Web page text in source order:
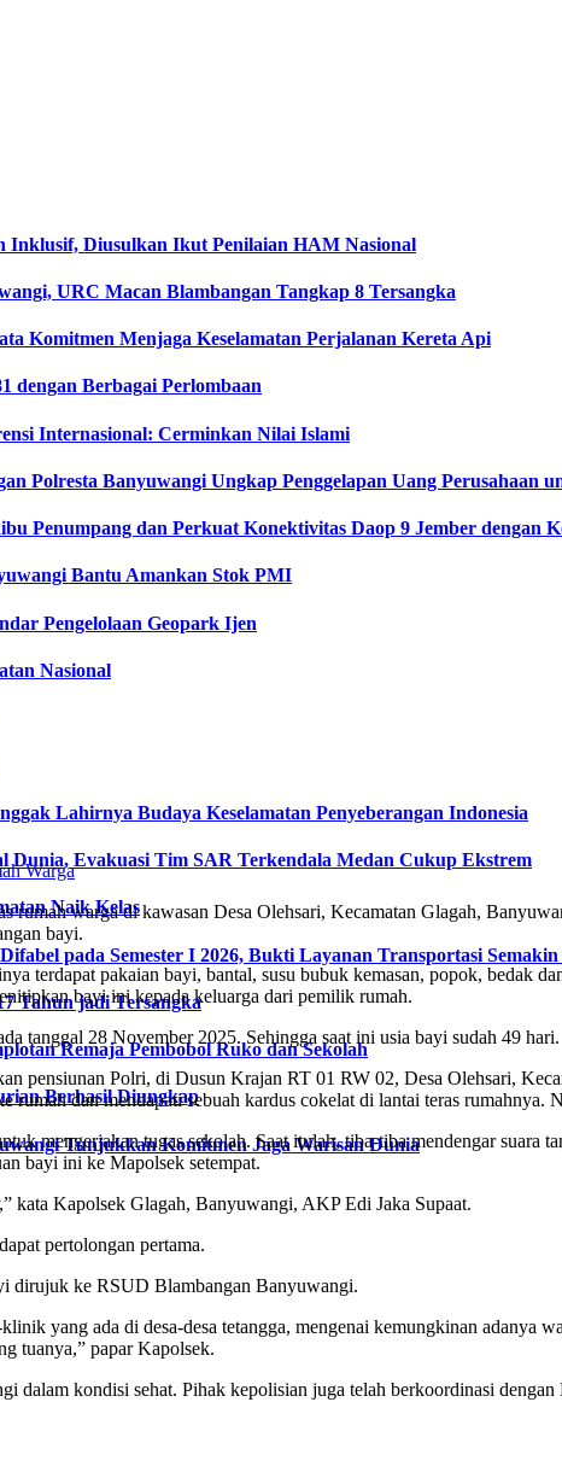
Inklusif, Diusulkan Ikut Penilaian HAM Nasional
URC Macan Blambangan Tangkap 8 Tersangka
Komitmen Menjaga Keselamatan Perjalanan Kereta Api
dengan Berbagai Perlombaan
Internasional: Cerminkan Nilai Islami
Polresta Banyuwangi Ungkap Penggelapan Uang Perusahaan
Penumpang dan Perkuat Konektivitas Daop 9 Jember dengan
Bantu Amankan Stok PMI
Pengelolaan Geopark Ijen
Nasional
Lahirnya Budaya Keselamatan Penyeberangan Indonesia
Dunia, Evakuasi Tim SAR Terkendala Medan Cukup Ekstrem
Naik Kelas
pada Semester I 2026, Bukti Layanan Transportasi
Tahun jadi Tersangka
Remaja Pembobol Ruko dan Sekolah
Berhasil Diungkap
Tunjukkan Komitmen Jaga Warisan Dunia
rumah warga di kawasan Desa Olehsari, Kecamatan Glagah,
bayi.
terdapat pakaian bayi, bantal, susu bubuk kemasan, popok, bedak
bayi ini kepada keluarga dari pemilik rumah.
tanggal 28 November 2025. Sehingga saat ini usia bayi sudah 49 hari.
pensiunan Polri, di Dusun Krajan RT 01 RW 02, Desa Olehsari,
dan mendapati sebuah kardus cokelat di lantai teras rumahnya.
mengerjakan tugas sekolah. Saat itulah, tiba-tiba mendengar suara
bayi ini ke Mapolsek setempat.
kata Kapolsek Glagah, Banyuwangi, AKP Edi Jaka Supaat.
pertolongan pertama.
dirujuk ke RSUD Blambangan Banyuwangi.
yang ada di desa-desa tetangga, mengenai kemungkinan adanya
tuanya,” papar Kapolsek.
kondisi sehat. Pihak kepolisian juga telah berkoordinasi